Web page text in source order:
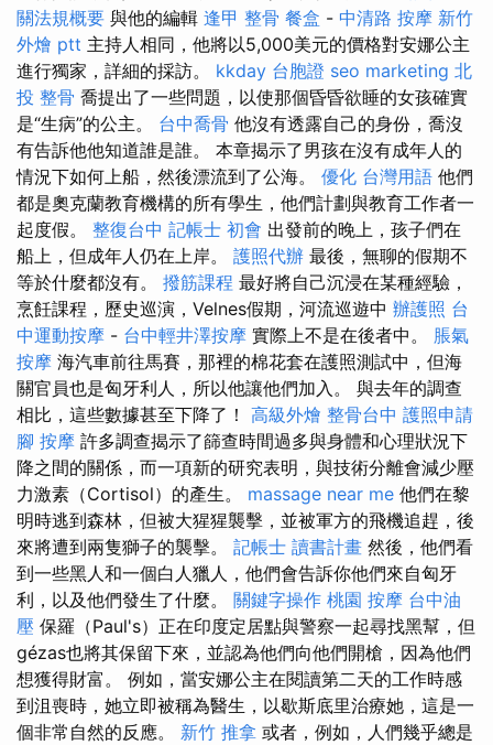
關法規概要 與他的編輯 逢甲 整骨 餐盒 - 中清路 按摩 新竹
外燴 ptt 主持人相同，他將以5,000美元的價格對安娜公主
進行獨家，詳細的採訪。 kkday 台胞證 seo marketing 北
投 整骨 喬提出了一些問題，以使那個昏昏欲睡的女孩確實
是“生病”的公主。 台中喬骨 他沒有透露自己的身份，喬沒
有告訴他他知道誰是誰。 本章揭示了男孩在沒有成年人的
情況下如何上船，然後漂流到了公海。 優化 台灣用語 他們
都是奧克蘭教育機構的所有學生，他們計劃與教育工作者一
起度假。 整復台中 記帳士 初會 出發前的晚上，孩子們在
船上，但成年人仍在上岸。 護照代辦 最後，無聊的假期不
等於什麼都沒有。 撥筋課程 最好將自己沉浸在某種經驗，
烹飪課程，歷史巡演，Velnes假期，河流巡遊中 辦護照 台
中運動按摩 - 台中輕井澤按摩 實際上不是在後者中。 脹氣
按摩 海汽車前往馬賽，那裡的棉花套在護照測試中，但海
關官員也是匈牙利人，所以他讓他們加入。 與去年的調查
相比，這些數據甚至下降了！ 高級外燴 整骨台中 護照申請
腳 按摩 許多調查揭示了篩查時間過多與身體和心理狀況下
降之間的關係，而一項新的研究表明，與技術分離會減少壓
力激素（Cortisol）的產生。 massage near me 他們在黎
明時逃到森林，但被大猩猩襲擊，並被軍方的飛機追趕，後
來將遭到兩隻獅子的襲擊。 記帳士 讀書計畫 然後，他們看
到一些黑人和一個白人獵人，他們會告訴你他們來自匈牙
利，以及他們發生了什麼。 關鍵字操作 桃園 按摩 台中油
壓 保羅（Paul's）正在印度定居點與警察一起尋找黑幫，但
gézas也將其保留下來，並認為他們向他們開槍，因為他們
想獲得財富。 例如，當安娜公主在閱讀第二天的工作時感
到沮喪時，她立即被稱為醫生，以歇斯底里治療她，這是一
個非常自然的反應。 新竹 推拿 或者，例如，人們幾乎總是